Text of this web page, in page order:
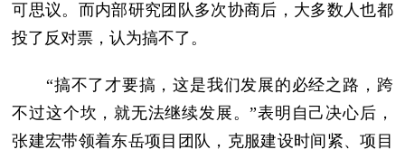
可思议。而内部研究团队多次协商后，大多数人也都
投了反对票，认为搞不了。
“搞不了才要搞，这是我们发展的必经之路，跨
不过这个坎，就无法继续发展。”表明自己决心后，
张建宏带领着东岳项目团队，克服建设时间紧、项目